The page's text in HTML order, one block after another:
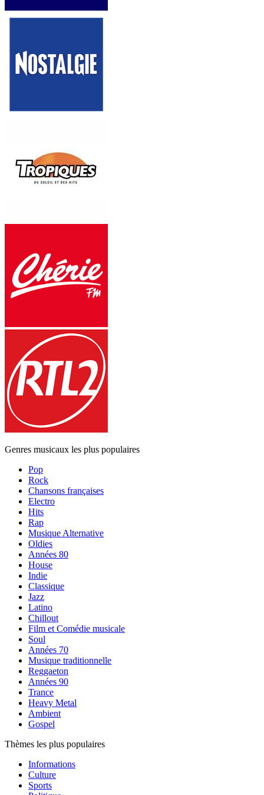
Genres musicaux les plus populaires
Pop
Rock
Chansons françaises
Electro
Hits
Rap
Musique Alternative
Oldies
Années 80
House
Indie
Classique
Jazz
Latino
Chillout
Film et Comédie musicale
Soul
Années 70
Musique traditionnelle
Reggaeton
Années 90
Trance
Heavy Metal
Ambient
Gospel
Thèmes les plus populaires
Informations
Culture
Sports